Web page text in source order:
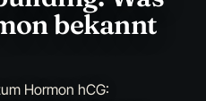
bekannt
Hormon hCG: